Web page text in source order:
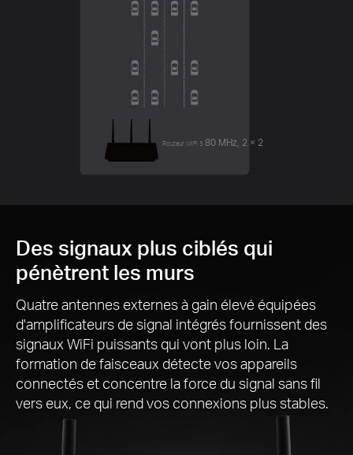
Routeur WiFi 580 MHz, 2 × 2
Des signaux plus ciblés qui
pénètrent les murs
Quatre antennes externesà gain élevé équipées
d'amplificateurs de signal intégrés fournissent des
signaux WiFi puissants qui vont plus loin. La
formation de faisceaux détecte vos appareils
connectés et concentre la force du signal sans fil
vers eux, ce qui rend vos connexions plus stables.